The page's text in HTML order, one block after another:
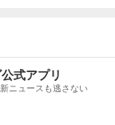
式アプリ
ニュースも逃さない